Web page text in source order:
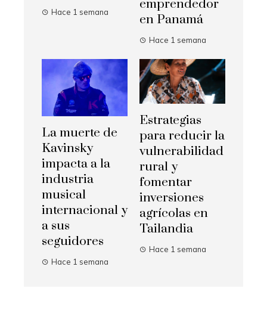
Hace 1 semana
emprendedor
en Panamá
Hace 1 semana
La muerte de
Kavinsky
impacta a la
industria
musical
internacional y
a sus
seguidores
Hace 1 semana
Estrategias
para reducir la
vulnerabilidad
rural y
fomentar
inversiones
agrícolas en
Tailandia
Hace 1 semana